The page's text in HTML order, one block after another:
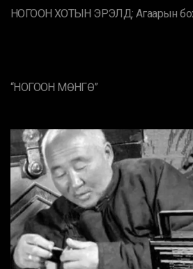
НОГООН ХОТЫН ЭРЭЛД: Агаарын
“НОГООН МӨНГӨ”